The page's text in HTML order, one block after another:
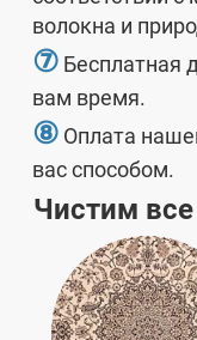
волокна и
⑦ Бесплатная
вам время.
⑧ Оплата
вас способом.
Чистим